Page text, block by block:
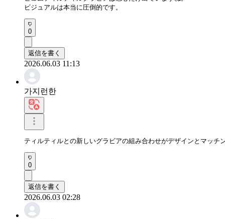
ビジュアルは本当に圧倒的です。
0
返信を書く
2026.06.03 11:13
가지런한
ティルティルとの新しいグラビアの組み合わせがデザインとマッ
0
返信を書く
2026.06.03 02:28